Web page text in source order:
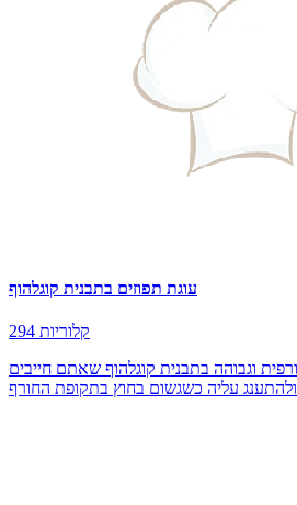
עוגת תפוזים בתבנית קוגלהוף
294 קלוריות
וגבוהה בתבנית קוגלהוף שאתם חייבים
עליה כשגשום בחוץ בתקופת החורף